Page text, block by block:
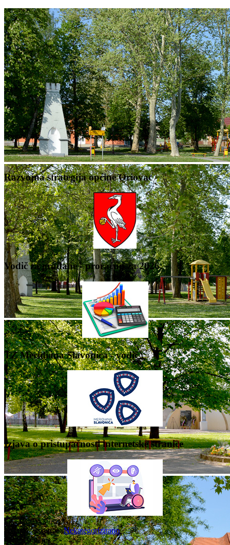
Razvojna strategija općine Oriovac
Vodič za građane - proračun za 2026.
TZ Meridiana Slavonica - vodič
Izjava o pristupačnosti internetske stranice
Nalazite se ovdje:Nekategorizirano
Mediji o nama